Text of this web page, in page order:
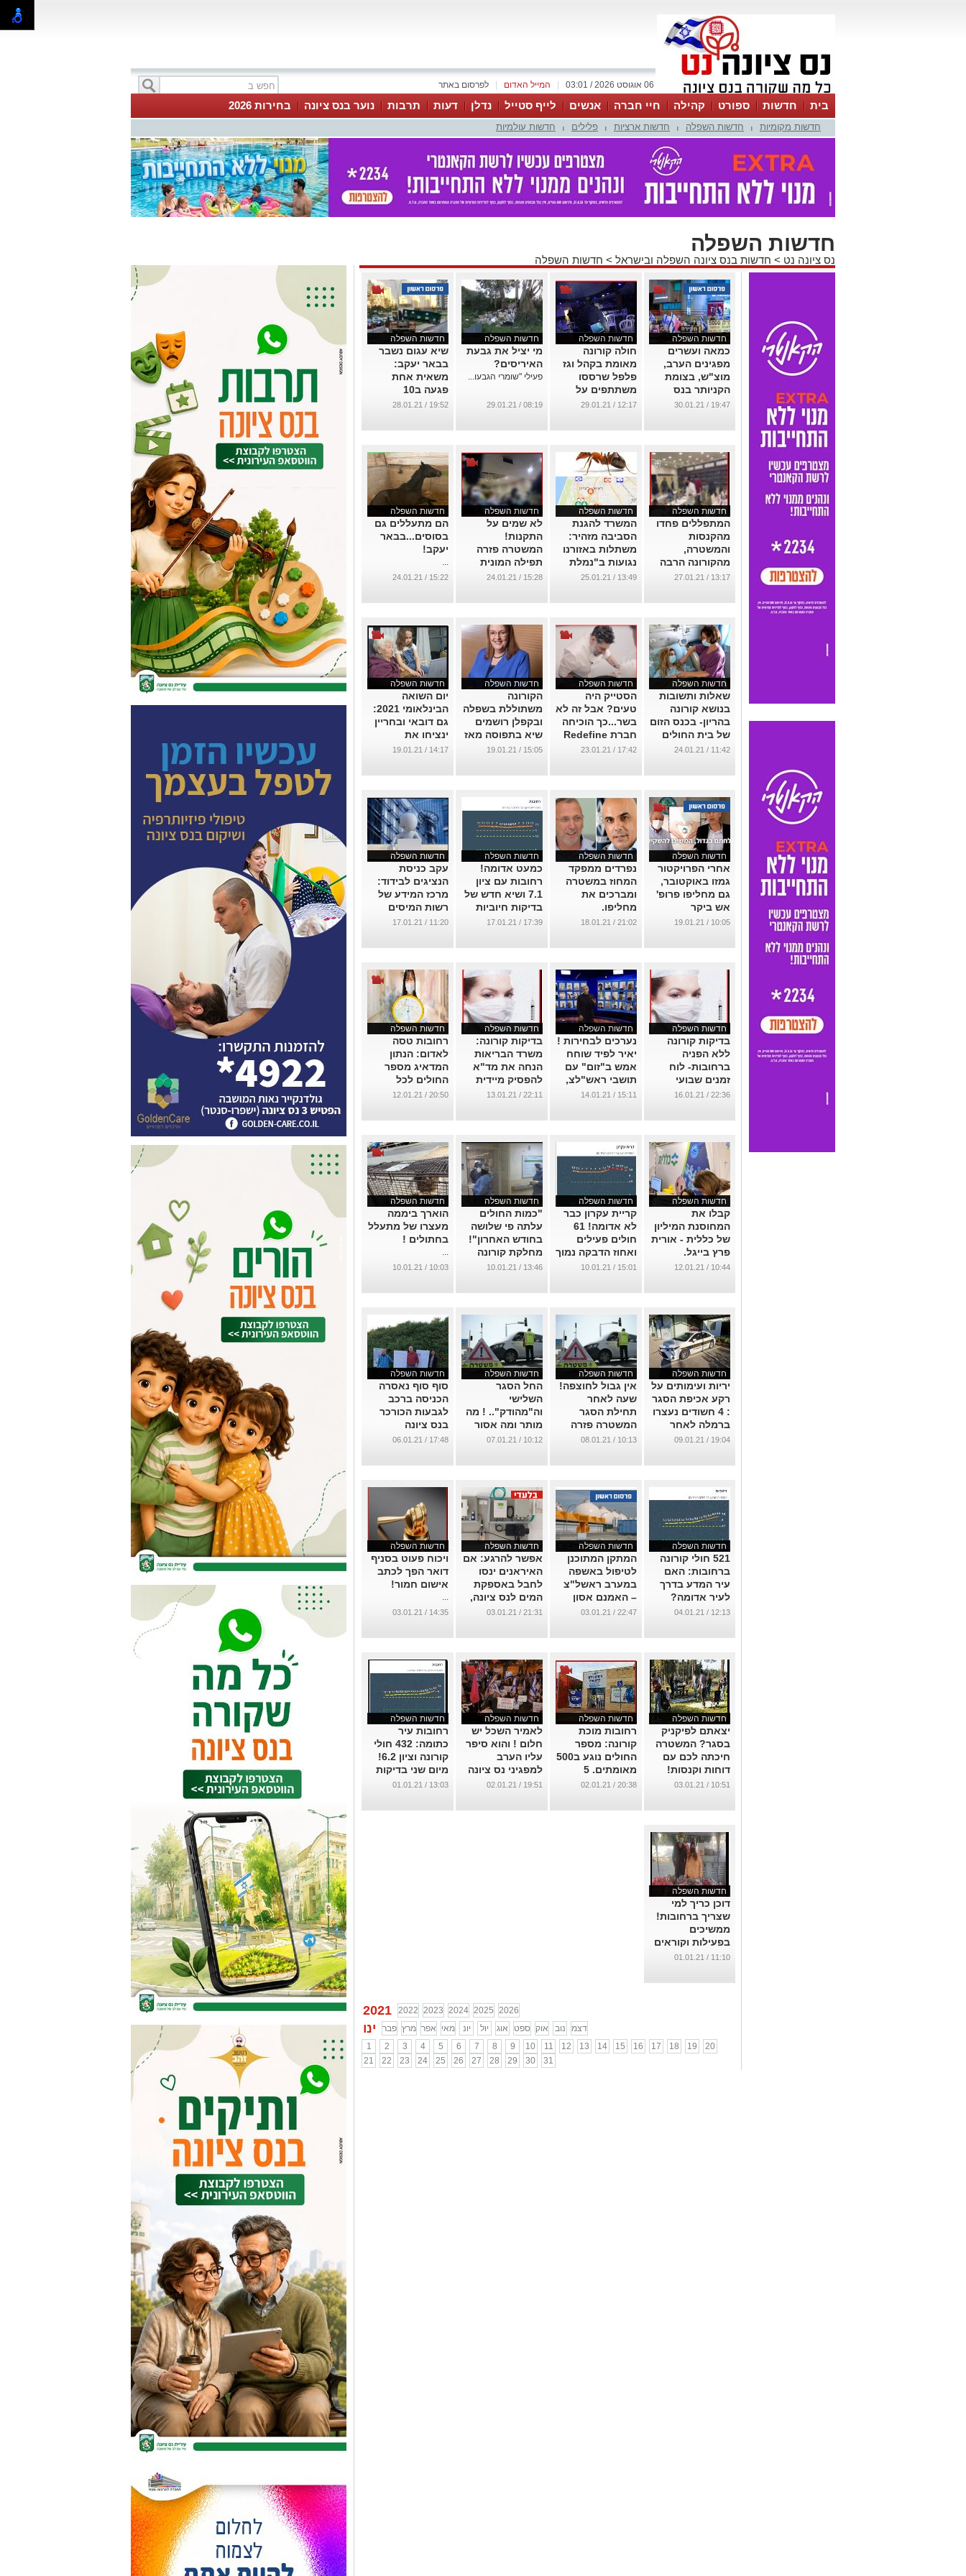
לפרסום באתר המייל האדום 06 אוגוסט 2026 / 03:01
בית חדשות ספורט קהילה חיי חברה אנשים לייף סטייל נדלן דעות תרבות נוער בנס ציונה בחירות 2026
חדשות מקומיות חדשות השפלה חדשות ארציות פלילים חדשות עולמיות
חדשות השפלה
נס ציונה נט > חדשות בנס ציונה השפלה ובישראל > חדשות השפלה
חדשות השפלה
כמאה ועשרים
מפגינים הערב,
מוצ"ש, בצומת
הקניותר בנס
ציונה.
19:47 / 30.01.21
חדשות השפלה
חולה קורונה
מאומת בקהל וגז
פלפל שרססו
משתתפים על
השוטרים !
12:17 / 29.01.21
חדשות השפלה
מי יציל את גבעת
האיריסים?
פעילי "שומרי הגבעו...
08:19 / 29.01.21
חדשות השפלה
שיא עגום נשבר
בבאר יעקב:
משאית אחת
פגעה ב10
מכוניות...!
19:52 / 28.01.21
חדשות השפלה
המתפללים פחדו
מהקנסות
והמשטרה,
מהקורונה הרבה
פחות - צפו
כנסת ברמלה!
13:17 / 27.01.21
חדשות השפלה
המשרד להגנת
הסביבה מזהיר:
משתלות באזורנו
נגועות ב"נמלת
האש" !
13:49 / 25.01.21
חדשות השפלה
לא שמים על
התקנות!
המשטרה פזרה
תפילה המונית
שנערכה בראשון
להנחיות
15:28 / 24.01.21
חדשות השפלה
הם מתעללים גם
בסוסים...בבאר
יעקב!
...
15:22 / 24.01.21
חדשות השפלה
שאלות ותשובות
בנושא קורונה
בהריון- בכנס הזום
של בית החולים
קפלן רחובות ביום
...
11:42 / 24.01.21
חדשות השפלה
הסטייק היה
טעים? אבל זה לא
בשר...כך הוכיחה
חברת Redefine
Meat, מנס ציונה,
הבשר שלה !
17:42 / 23.01.21
חדשות השפלה
הקורונה
משתוללת בשפלה
ובקפלן רושמים
שיא בתפוסה מאז
מתחילת המגיפה!
15:05 / 19.01.21
חדשות השפלה
יום השואה
הבינלאומי 2021:
גם דובאי ובחריין
ינציחו את
קורבנות השואה
14:17 / 19.01.21
חדשות השפלה
אחרי הפרויקטור
גמזו באוקטובר,
גם מחליפו פרופ'
אש ביקר
לאחרונה ב"נאות
...
10:05 / 19.01.21
חדשות השפלה
נפרדים ממפקד
המחוז במשטרה
ומברכים את
מחליפו.
...
21:02 / 18.01.21
חדשות השפלה
כמעט אדומה!
רחובות עם ציון
7.1 ושיא חדש של
בדיקות חיוביות
...
17:39 / 17.01.21
חדשות השפלה
עקב כניסת
הנציגים לבידוד:
מרכז המידע של
רשות המיסים
מצמצם פעילות
11:20 / 17.01.21
חדשות השפלה
בדיקות קורונה
ללא הפניה
ברחובות- לוח
זמנים שבועי
...
22:36 / 16.01.21
חדשות השפלה
נערכים לבחירות !
יאיר לפיד שוחח
אמש ב"זום" עם
תושבי ראש"לצ,
נס ציונה ראשל"צ
...
15:11 / 14.01.21
חדשות השפלה
בדיקות קורונה:
משרד הבריאות
הנחה את מד"א
להפסיק מיידית
את פעילות
...
22:11 / 13.01.21
חדשות השפלה
רחובות טסה
לאדום: הנתון
המדאיג מספר
החולים לכל
10,000 נפש
...
20:50 / 12.01.21
חדשות השפלה
קבלו את
המחוסנת המיליון
של כללית - אורית
פרץ בייגל.
מראשל"צ
10:44 / 12.01.21
חדשות השפלה
קריית עקרון כבר
לא אדומה! 61
חולים פעילים
ואחוז הדבקה נמוך
מהממוצע הארצי
15:01 / 10.01.21
חדשות השפלה
"כמות החולים
עלתה פי שלושה
בחודש האחרון"!
מחלקת קורונה
נוספת בקפלן.
13:46 / 10.01.21
חדשות השפלה
הוארך ביממה
מעצרו של מתעלל
בחתולים !
...
10:03 / 10.01.21
חדשות השפלה
יריות ועימותים על
רקע אכיפת הסגר
: 4 חשודים נעצרו
ברמלה לאחר
שתקפו שוטרים
...
19:04 / 09.01.21
חדשות השפלה
אין גבול לחוצפה!
שעה לאחר
תחילת הסגר
המשטרה פזרה
מסיבה בראשון
...
10:13 / 08.01.21
חדשות השפלה
החל הסגר
השלישי
וה"מהודק".. ! מה
מותר ומה אסור
ואיך נערכה עיריית
...
10:12 / 07.01.21
חדשות השפלה
סוף סוף נאסרה
הכניסה ברכב
לגבעות הכורכר
בנס ציונה
...
17:48 / 06.01.21
חדשות השפלה
521 חולי קורונה
ברחובות: האם
עיר המדע בדרך
לעיר אדומה?
...
12:13 / 04.01.21
חדשות השפלה
המתקן המתוכנן
לטיפול באשפה
במערב ראשל"צ
– האמנם אסון
סביבתי?
22:47 / 03.01.21
חדשות השפלה
אפשר להרגע: אם
האיראנים ינסו
לחבל באספקת
המים לנס ציונה,
קרית עקרון
פיתרון !
21:31 / 03.01.21
חדשות השפלה
ויכוח פעוט בסניף
דואר הפך לכתב
אישום חמור!
...
14:35 / 03.01.21
חדשות השפלה
יצאתם לפיקניק
בסגר? המשטרה
חיכתה לכם עם
דוחות וקנסות!
...
10:51 / 03.01.21
חדשות השפלה
רחובות מוכת
קורונה: מספר
החולים נוגע ב500
מאומתים. 5
במצב קריטי
...
20:38 / 02.01.21
חדשות השפלה
לאמיר השכל יש
חלום ! והוא סיפר
עליו הערב
למפגיני נס ציונה
...
19:51 / 02.01.21
חדשות השפלה
רחובות עיר
כתומה: 432 חולי
קורונה וציון 6.2!
מיום שני בדיקות
ללא הפניה באתר
...
13:03 / 01.01.21
חדשות השפלה
דוכן כריך למי
שצריך ברחובות!
ממשיכים
בפעילות וקוראים
לכם לתרום
11:10 / 01.01.21
2021 2022 2023 2024 2025 2026
ינו פבר מרץ אפר מאי יונ יול אוג ספט אוק נוב
דצמ
1
2 3 4 5 6 7 8 9 10 11 12 13 14 15 16 17 18 19
20
21
22 23 24 25 26 27 28 29 30 31